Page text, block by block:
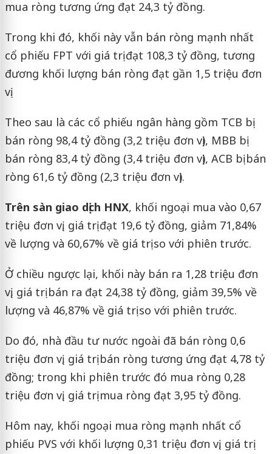
mua ròng tương ứng đạt 24,3 tỷ đồng.
Trong khi đó, khối này vẫn bán ròng mạnh nhất
cổ phiếu FPT với giá trị đạt 108,3 tỷ đồng, tương
đương khối lượng bán ròng đạt gần 1,5 triệu đơn
vị.
Theo sau là các cổ phiếu ngân hàng gồm TCB bị
bán ròng 98,4 tỷ đồng (3,2 triệu đơn vị), MBB bị
bán ròng 83,4 tỷ đồng (3,4 triệu đơn vị), ACB bị bán
ròng 61,6 tỷ đồng (2,3 triệu đơn vị).
Trên sàn giao dịch HNX, khối ngoại mua vào 0,67
triệu đơn vị, giá trị đạt 19,6 tỷ đồng, giảm 71,84%
về lượng và 60,67% về giá trị so với phiên trước.
Ở chiều ngược lại, khối này bán ra 1,28 triệu đơn
vị, giá trị bán ra đạt 24,38 tỷ đồng, giảm 39,5% về
lượng và 46,87% về giá trị so với phiên trước.
Do đó, nhà đầu tư nước ngoài đã bán ròng 0,6
triệu đơn vị, giá trị bán ròng tương ứng đạt 4,78 tỷ
đồng; trong khi phiên trước đó mua ròng 0,28
triệu đơn vị, giá trị mua ròng đạt 3,95 tỷ đồng.
Hôm nay, khối ngoại mua ròng mạnh nhất cổ
phiếu PVS với khối lượng 0,31 triệu đơn vị, giá trị